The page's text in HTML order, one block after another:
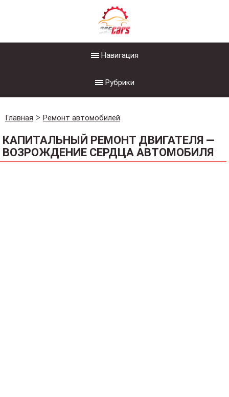
Навигация
Рубрики
Главная Ремонт автомобилей
КАПИТАЛЬНЫЙ РЕМОНТ ДВИГАТЕЛЯ —
ВОЗРОЖДЕНИЕ СЕРДЦА АВТОМОБИЛЯ